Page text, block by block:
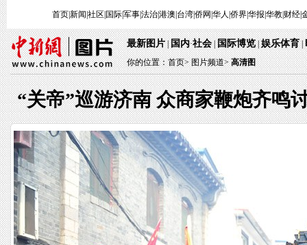
首页|新闻 社区 国际|军事|法治|港澳 台湾|侨网 华人 侨界|华报 华教| 财经|
最新图片|国内·社会|国际博览|娱乐体育|
你的位置：首页>图片频道> 高清图
“关帝”巡游济南 众商家鞭炮齐鸣